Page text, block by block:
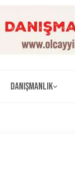
Danışmanlık